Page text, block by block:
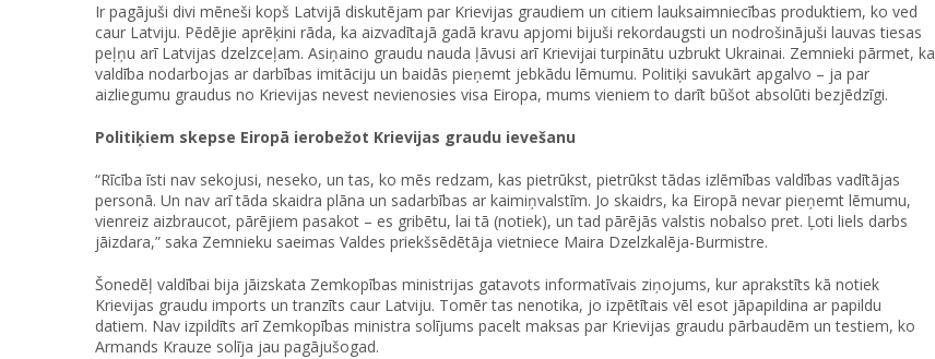
Ir pagājuši divi mēneši kopš Latvijā diskutējam par Krievijas graudiem un citiem lauksaimniecības produktiem, ko ved
caur Latviju. Pēdējie aprēķini rāda, ka aizvadītajā gadā kravu apjomi bijuši rekordaugsti un nodrošinājuši lauvas tiesas
peļņu arī Latvijas dzelzceļam. Asiņaino graudu nauda ļāvusi arī Krievijai turpinātu uzbrukt Ukrainai. Zemnieki pārmet, ka
valdība nodarbojas ar darbības imitāciju un baidās pieņemt jebkādu lēmumu. Politiķi savukārt apgalvo – ja par
aizliegumu graudus no Krievijas nevest nevienosies visa Eiropa, mums vieniem to darīt būšot absolūti bezjēdzīgi.
Politiķiem skepse Eiropā ierobežot Krievijas graudu ievešanu
“Rīcība īsti nav sekojusi, neseko, un tas, ko mēs redzam, kas pietrūkst, pietrūkst tādas izlēmības valdības vadītājas
personā. Un nav arī tāda skaidra plāna un sadarbības ar kaimiņvalstīm. Jo skaidrs, ka Eiropā nevar pieņemt lēmumu,
vienreiz aizbraucot, pārējiem pasakot – es gribētu, lai tā (notiek), un tad pārējās valstis nobalso pret. Ļoti liels darbs
jāizdara,” saka Zemnieku saeimas Valdes priekšsēdētāja vietniece Maira Dzelzkalēja-Burmistre.
Šonedēļ valdībai bija jāizskata Zemkopības ministrijas gatavots informatīvais ziņojums, kur aprakstīts kā notiek
Krievijas graudu imports un tranzīts caur Latviju. Tomēr tas nenotika, jo izpētītais vēl esot jāpapildina ar papildu
datiem. Nav izpildīts arī Zemkopības ministra solījums pacelt maksas par Krievijas graudu pārbaudēm un testiem, ko
Armands Krauze solīja jau pagājušogad.